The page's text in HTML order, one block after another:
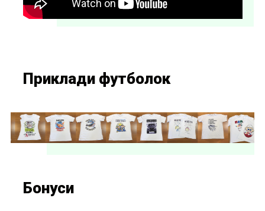
Приклади футболок
Бонуси